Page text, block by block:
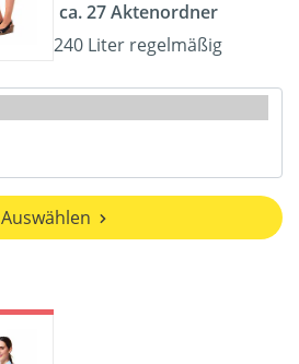
ca. 27 Aktenordner
240 Liter regelmäßig
Auswählen